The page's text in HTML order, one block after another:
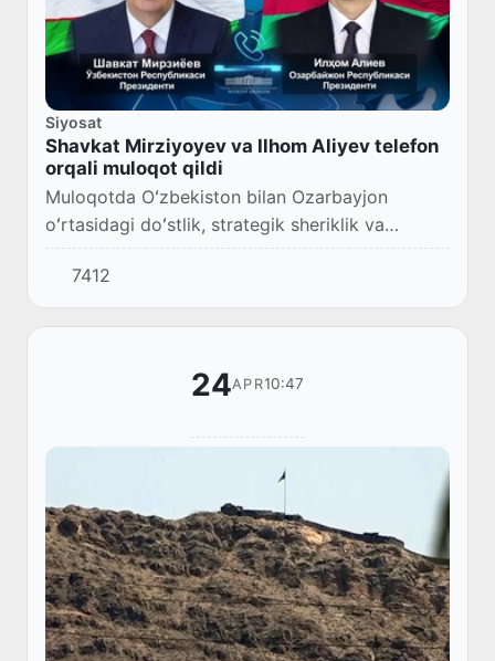
Siyosat
Shavkat Mirziyoyev va Ilhom Aliyev telefon
orqali muloqot qildi
Muloqotda Oʻzbekiston bilan Ozarbayjon
oʻrtasidagi doʻstlik, strategik sheriklik va
ittifoqchilik munosabatlarini yanada
mustahkamlash masalalarini muhokama qildilar.
7412
24APR10:47